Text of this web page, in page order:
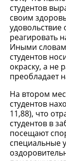
студентов
своим
удовольствие
реагировать
Иными
студентов
окраску, а не
преобладает
На втором
студентов
11,88), что
студентов в
посещают
специальные